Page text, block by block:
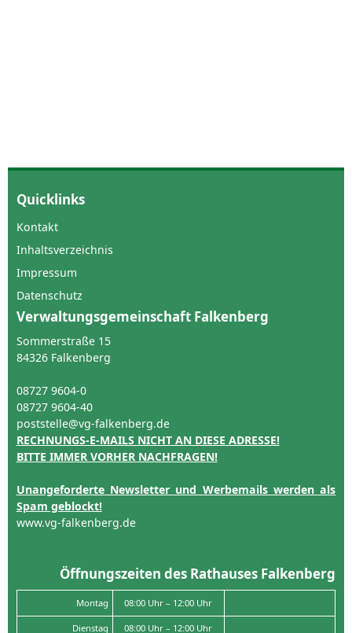
Quicklinks
Kontakt
Inhaltsverzeichnis
Impressum
Datenschutz
Verwaltungsgemeinschaft Falkenberg
Sommerstraße 15
84326 Falkenberg
08727 9604-0
08727 9604-40
poststelle@vg-falkenberg.de
RECHNUNGS-E-MAILS NICHT AN DIESE ADRESSE!
BITTE IMMER VORHER NACHFRAGEN!
Unangeforderte Newsletter und Werbemails werden als
Spam geblockt!
www.vg-falkenberg.de
Öffnungszeiten des Rathauses Falkenberg
Montag 08:00 Uhr – 12:00 Uhr
Dienstag 08:00 Uhr – 12:00 Uhr